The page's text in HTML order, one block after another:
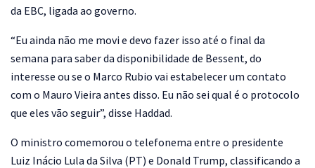
da EBC, ligada ao governo.
“Eu ainda não me movi e devo fazer isso até o final da
semana para saber da disponibilidade de Bessent, do
interesse ou se o Marco Rubio vai estabelecer um contato
com o Mauro Vieira antes disso. Eu não sei qual é o protocolo
que eles vão seguir”, disse Haddad.
O ministro comemorou o telefonema entre o presidente
Luiz Inácio Lula da Silva (PT) e Donald Trump, classificando a